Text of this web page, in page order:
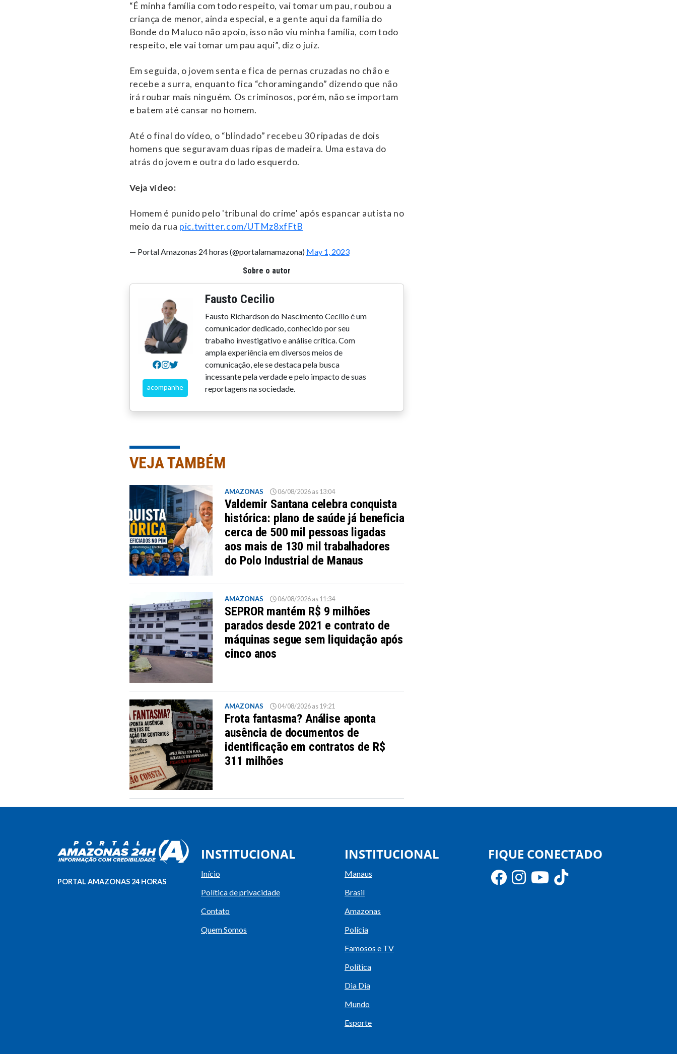
“É minha família com todo respeito, vai tomar um pau, roubou a
criança de menor, ainda especial, e a gente aqui da família do
Bonde do Maluco não apoio, isso não viu minha família, com todo
respeito, ele vai tomar um pau aqui”, diz o juíz.
Em seguida, o jovem senta e fica de pernas cruzadas no chão e
recebe a surra, enquanto fica “choramingando” dizendo que não
irá roubar mais ninguém. Os criminosos, porém, não se importam
e batem até cansar no homem.
Até o final do vídeo, o “blindado” recebeu 30 ripadas de dois
homens que seguravam duas ripas de madeira. Uma estava do
atrás do jovem e outra do lado esquerdo.
Veja vídeo:
Homem é punido pelo 'tribunal do crime' após espancar autista no
meio da rua pic.twitter.com/UTMz8xfFtB
— Portal Amazonas 24 horas (@portalamamazona) May 1, 2023
Sobre o autor
acompanhe
Fausto Cecilio
Fausto Richardson do Nascimento Cecílio é um
comunicador dedicado, conhecido por seu
trabalho investigativo e análise crítica. Com
ampla experiência em diversos meios de
comunicação, ele se destaca pela busca
incessante pela verdade e pelo impacto de suas
reportagens na sociedade.
VEJA TAMBÉM
AMAZONAS 06/08/2026 as 13:04
Valdemir Santana celebra conquista
histórica: plano de saúde já beneficia
cerca de 500 mil pessoas ligadas
aos mais de 130 mil trabalhadores
do Polo Industrial de Manaus
AMAZONAS 06/08/2026 as 11:34
SEPROR mantém R$ 9 milhões
parados desde 2021 e contrato de
máquinas segue sem liquidação após
cinco anos
AMAZONAS 04/08/2026 as 19:21
Frota fantasma? Análise aponta
ausência de documentos de
identificação em contratos de R$
311 milhões
PORTAL AMAZONAS 24 HORAS
INSTITUCIONAL
Início
Política de privacidade
Contato
Quem Somos
INSTITUCIONAL
Manaus
Brasil
Amazonas
Polícia
Famosos e TV
Política
Dia Dia
Mundo
Esporte
FIQUE CONECTADO